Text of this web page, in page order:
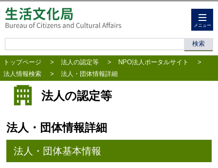
メニュー
トップページ > 法人の認定等 > NPO法人ポータルサイト
>
法人情報検索
> 法人・団体情報詳細
法人の認定等
法人・団体情報詳細
法人・団体基本情報